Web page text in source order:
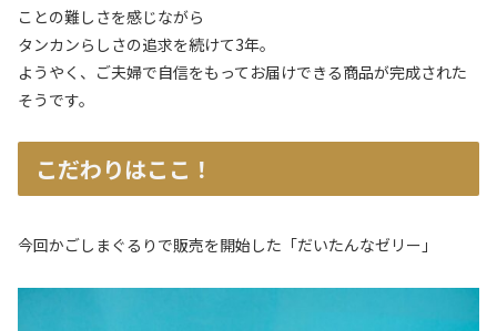
ことの難しさを感じながら
タンカンらしさの追求を続けて3年。
ようやく、ご夫婦で自信をもってお届けできる商品が完成された
そうです。
こだわりはここ！
今回かごしまぐるりで販売を開始した「だいたんなゼリー」